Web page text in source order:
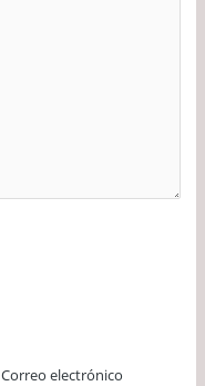
Correo electrónico